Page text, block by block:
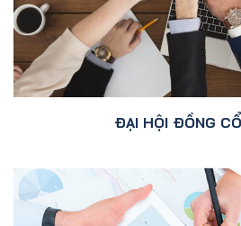
ĐẠI HỘI ĐỒNG